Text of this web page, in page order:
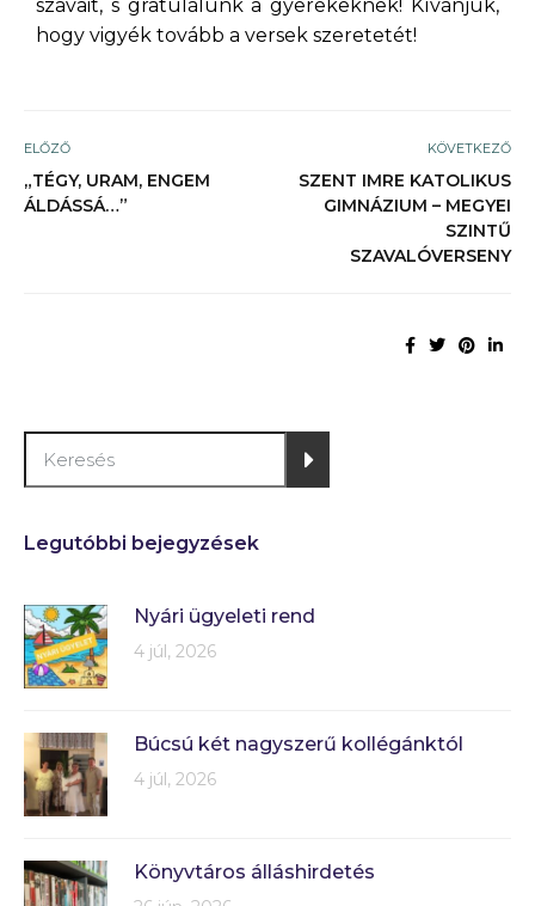
szavait, s gratulálunk a gyerekeknek! Kívánjuk,
hogy vigyék tovább a versek szeretetét!
ELŐZŐ
„TÉGY, URAM, ENGEM
ÁLDÁSSÁ…”
KÖVETKEZŐ
SZENT IMRE KATOLIKUS
GIMNÁZIUM – MEGYEI
SZINTŰ
SZAVALÓVERSENY
Legutóbbi bejegyzések
Nyári ügyeleti rend
4 júl, 2026
Búcsú két nagyszerű kollégánktól
4 júl, 2026
Könyvtáros álláshirdetés